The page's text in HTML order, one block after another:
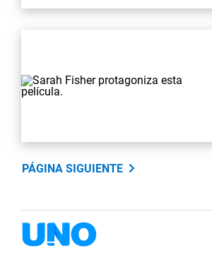
PÁGINA SIGUIENTE